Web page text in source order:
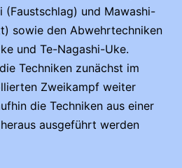
und Mawashi-
sowie den Abwehrtechniken
und Te-Nagashi-Uke.
Techniken zunächst im
Zweikampf weiter
die Techniken aus einer
ausgeführt werden